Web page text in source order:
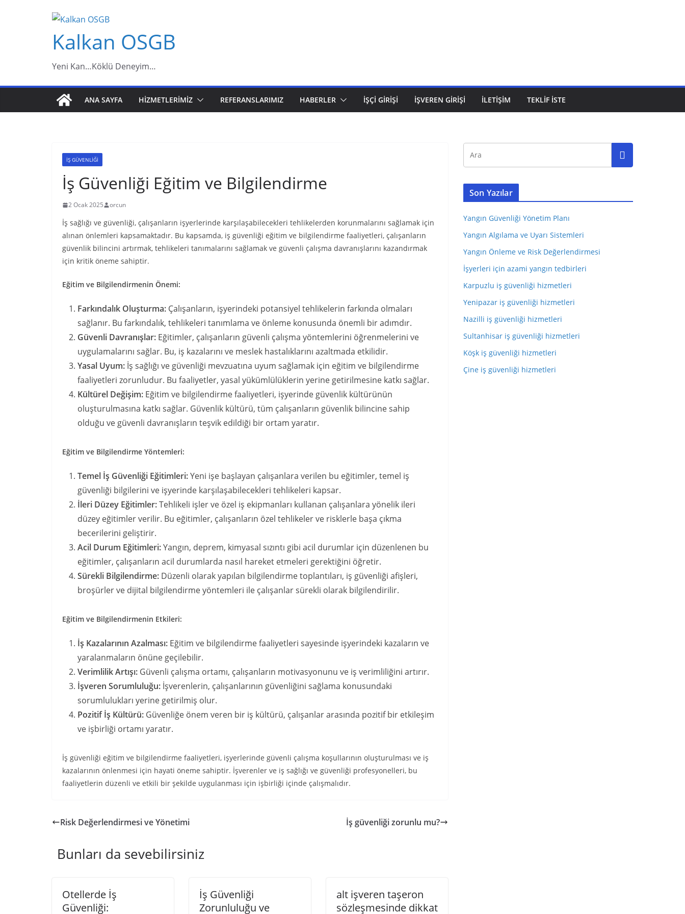
Kalkan OSGB
Yeni Kan…Köklü Deneyim…
ANA SAYFA HIZMETLERIMIZ REFERANSLARIMIZ HABERLER İŞÇI GIRIŞI İŞVEREN GIRIŞI İLETİŞİM TEKLİF İSTE
IŞ GÜVENLIĞI
İş Güvenliği Eğitim ve Bilgilendirme
2 Ocak 2025 orcun
İş sağlığı ve güvenliği, çalışanların işyerlerinde karşılaşabilecekleri tehlikelerden korunmalarını sağlamak için
alınan önlemleri kapsamaktadır. Bu kapsamda, iş güvenliği eğitim ve bilgilendirme faaliyetleri, çalışanların
güvenlik bilincini artırmak, tehlikeleri tanımalarını sağlamak ve güvenli çalışma davranışlarını kazandırmak
için kritik öneme sahiptir.
Eğitim ve Bilgilendirmenin Önemi:
Farkındalık Oluşturma: Çalışanların, işyerindeki potansiyel tehlikelerin farkında olmaları
sağlanır. Bu farkındalık, tehlikeleri tanımlama ve önleme konusunda önemli bir adımdır.
Güvenli Davranışlar: Eğitimler, çalışanların güvenli çalışma yöntemlerini öğrenmelerini ve
uygulamalarını sağlar. Bu, iş kazalarını ve meslek hastalıklarını azaltmada etkilidir.
Yasal Uyum: İş sağlığı ve güvenliği mevzuatına uyum sağlamak için eğitim ve bilgilendirme
faaliyetleri zorunludur. Bu faaliyetler, yasal yükümlülüklerin yerine getirilmesine katkı sağlar.
Kültürel Değişim: Eğitim ve bilgilendirme faaliyetleri, işyerinde güvenlik kültürünün
oluşturulmasına katkı sağlar. Güvenlik kültürü, tüm çalışanların güvenlik bilincine sahip
olduğu ve güvenli davranışların teşvik edildiği bir ortam yaratır.
Eğitim ve Bilgilendirme Yöntemleri:
Temel İş Güvenliği Eğitimleri:Yeni işe başlayan çalışanlara verilen bu eğitimler, temel iş
güvenliği bilgilerini ve işyerinde karşılaşabilecekleri tehlikeleri kapsar.
İleri Düzey Eğitimler:Tehlikeli işler ve özel iş ekipmanları kullanan çalışanlara yönelik ileri
düzey eğitimler verilir. Bu eğitimler, çalışanların özel tehlikeler ve risklerle başa çıkma
becerilerini geliştirir.
Acil Durum Eğitimleri:Yangın, deprem, kimyasal sızıntı gibi acil durumlar için düzenlenen bu
eğitimler, çalışanların acil durumlarda nasıl hareket etmeleri gerektiğini öğretir.
Sürekli Bilgilendirme: Düzenli olarak yapılan bilgilendirme toplantıları, iş güvenliği afişleri,
broşürler ve dijital bilgilendirme yöntemleri ile çalışanlar sürekli olarak bilgilendirilir.
Eğitim ve Bilgilendirmenin Etkileri:
İş Kazalarının Azalması: Eğitim ve bilgilendirme faaliyetleri sayesinde işyerindeki kazaların ve
yaralanmaların önüne geçilebilir.
Verimlilik Artışı: Güvenli çalışma ortamı, çalışanların motivasyonunu ve iş verimliliğini artırır.
İşveren Sorumluluğu: İşverenlerin, çalışanlarının güvenliğini sağlama konusundaki
sorumlulukları yerine getirilmiş olur.
Pozitif İş Kültürü: Güvenliğe önem veren bir iş kültürü, çalışanlar arasında pozitif bir etkileşim
ve işbirliği ortamı yaratır.
İş güvenliği eğitim ve bilgilendirme faaliyetleri, işyerlerinde güvenli çalışma koşullarının oluşturulması ve iş
kazalarının önlenmesi için hayati öneme sahiptir. İşverenler ve iş sağlığı ve güvenliği profesyonelleri, bu
faaliyetlerin düzenli ve etkili bir şekilde uygulanması için işbirliği içinde çalışmalıdır.
Risk Değerlendirmesi ve Yönetimi İş güvenliği zorunlu mu?
Bunları da sevebilirsiniz
Otellerde İş
Güvenliği:
İş Güvenliği
Zorunluluğu ve
alt işveren taşeron
sözleşmesinde dikkat
Son Yazılar
Yangın Güvenliği Yönetim Planı
Yangın Algılama ve Uyarı Sistemleri
Yangın Önleme ve Risk Değerlendirmesi
İşyerleri için azami yangın tedbirleri
Karpuzlu iş güvenliği hizmetleri
Yenipazar iş güvenliği hizmetleri
Nazilli iş güvenliği hizmetleri
Sultanhisar iş güvenliği hizmetleri
Köşk iş güvenliği hizmetleri
Çine iş güvenliği hizmetleri